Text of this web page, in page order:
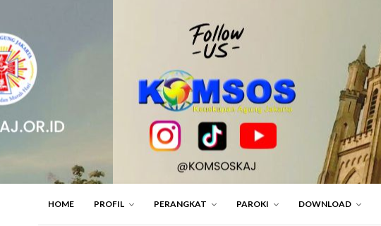
HOME PROFIL PERANGKAT PAROKI DOWNLOAD